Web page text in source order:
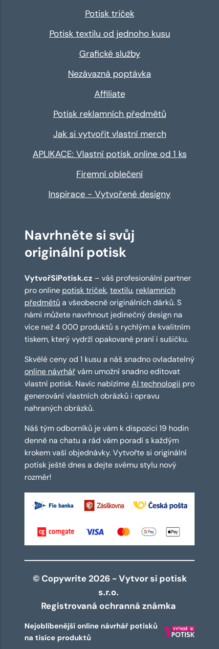
Potisk triček
Potisk textilu od jednoho kusu
Grafické služby
Nezávazná poptávka
Affiliate
Potisk reklamních předmětů
Jak si vytvořit vlastní merch
APLIKACE: Vlastní potisk online od 1 ks
Firemní oblečení
Inspirace - Vytvořené designy
Navrhněte si svůj
originální potisk
VytvořSiPotisk.cz – váš profesionální partner
pro online potisk triček,textilu, reklamních
předmětů a všeobecně originálních dárků. S
námi můžete navrhnout jedinečný design na
více než 4 000 produktů s rychlým a kvalitním
tiskem, který vydrží opakované praní i sušičku.
Skvělé ceny od 1 kusu a náš snadno ovladatelný
online návrhářvám umožní snadno editovat
vlastní potisk. Navíc nabízímeAI technologii pro
generování vlastních obrázků i opravu
nahraných obrázků.
Náš tým odborníků je vám k dispozici 19 hodin
denně na chatu a rád vám poradí s každým
krokem vaší objednávky. Vytvořte si originální
potisk ještě dnes a dejte svému stylu nový
rozměr!
© Copywrite 2026 - Vytvor si potisk
s.r.o.
Registrovaná ochranná známka
Nejoblíbenější online návrhář potisků
na tisíce produktů